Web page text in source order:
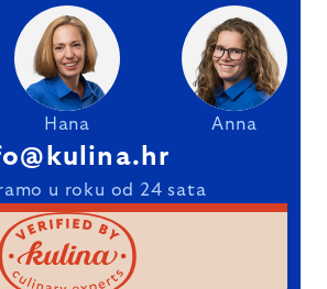
Hana Anna
u roku od 24 sata